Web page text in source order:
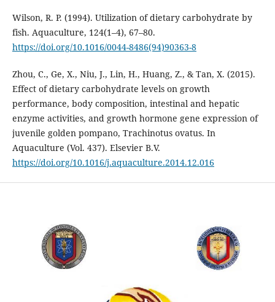
Wilson, R. P. (1994). Utilization of dietary carbohydrate by
fish. Aquaculture, 124(1–4), 67–80.
https://doi.org/10.1016/0044-8486(94)90363-8
Zhou, C., Ge, X., Niu, J., Lin, H., Huang, Z., & Tan, X. (2015).
Effect of dietary carbohydrate levels on growth
performance, body composition, intestinal and hepatic
enzyme activities, and growth hormone gene expression of
juvenile golden pompano, Trachinotus ovatus. In
Aquaculture (Vol. 437). Elsevier B.V.
https://doi.org/10.1016/j.aquaculture.2014.12.016